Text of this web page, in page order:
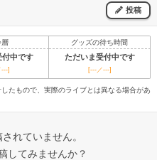
投稿
層 グッズの待ち時間
付中です ただいま受付中です
] [---／---]
たもので、実際のライブとは異なる場合があ
れていません。
してみませんか？